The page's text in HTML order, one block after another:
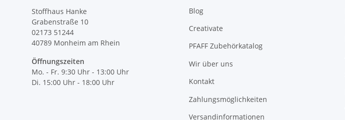
Stoffhaus Hanke
Grabenstraße 10
02173 51244
40789 Monheim am Rhein
Öffnungszeiten
Mo. - Fr. 9:30 Uhr - 13:00 Uhr
Di. 15:00 Uhr - 18:00 Uhr
Blog
Creativate
PFAFF Zubehörkatalog
Wir über uns
Kontakt
Zahlungsmöglichkeiten
Versandinformationen